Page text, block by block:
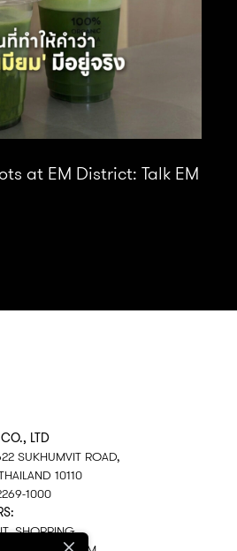
at EM District: Talk EM
LTD
SUKHUMVIT ROAD,
10110
1000
SHOPPING